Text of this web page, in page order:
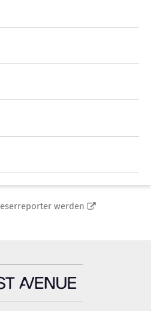
werden